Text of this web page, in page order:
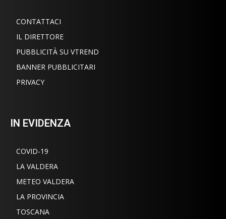
CONTATTACI
IL DIRETTORE
PUBBLICITÀ SU VTREND
BANNER PUBBLICITARI
PRIVACY
IN EVIDENZA
COVID-19
LA VALDERA
METEO VALDERA
LA PROVINCIA
TOSCANA